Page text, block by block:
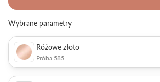
Wybrane parametry
Różowe złoto
Próba 585